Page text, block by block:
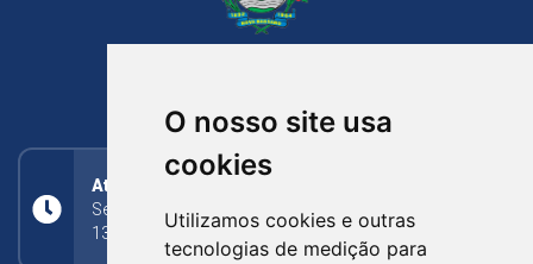
O nosso site usa
cookies
Utilizamos cookies e outras
tecnologias de medição para
Atendimento
Segunda a Sexta: 8h às 11h30min (manhã);
13h30min às 17h (tarde)